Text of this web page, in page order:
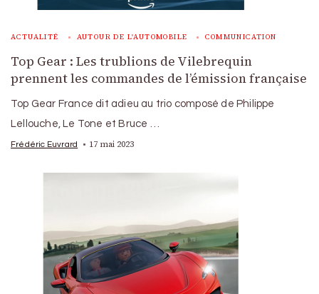
ACTUALITÉ AUTOUR DE L'AUTOMOBILE COMMUNICATION
Top Gear : Les trublions de Vilebrequin
prennent les commandes de l’émission française
Top Gear France dit adieu au trio composé de Philippe
Lellouche, Le Tone et Bruce …
Frédéric Euvrard 17 mai 2023